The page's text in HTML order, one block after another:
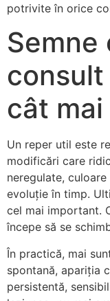
potrivite în orice
Semne
cât
Un reper util este
modificări care
neregulate,
evoluție în timp.
cel mai important.
începe să se
În practică, mai
spontană, apariția
persistentă,